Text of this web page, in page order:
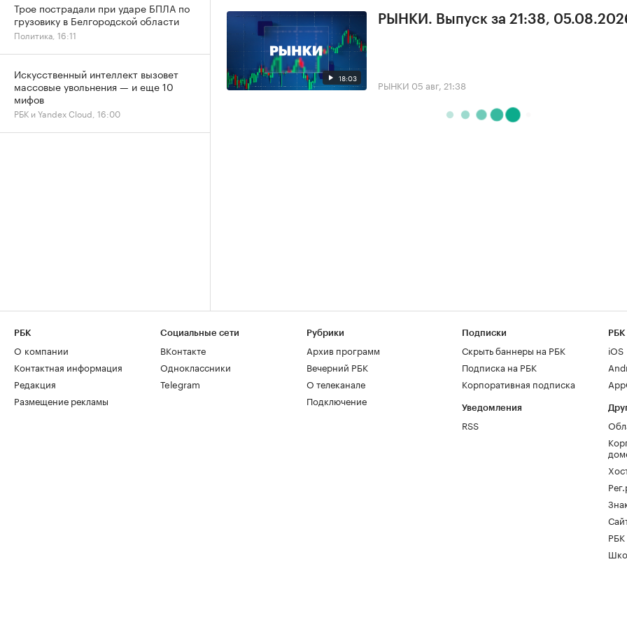
18:03
РЫНКИ. Выпуск за 21:38,
РЫНКИ 05 авг, 21:38
Трое пострадали при ударе БПЛА по
грузовику в Белгородской области
Политика, 16:11
Искусственный интеллект вызовет
массовые увольнения — и еще 10
мифов
РБК и Yandex Cloud, 16:00
РБК
О компании
Контактная информация
Редакция
Размещение рекламы
Социальные сети
ВКонтакте
Одноклассники
Telegram
Рубрики
Архив программ
Вечерний РБК
О телеканале
Подключение
Подписки
Скрыть баннеры на РБК
Подписка на РБК
Корпоративная подписка
Уведомления
RSS
РБК
iOS